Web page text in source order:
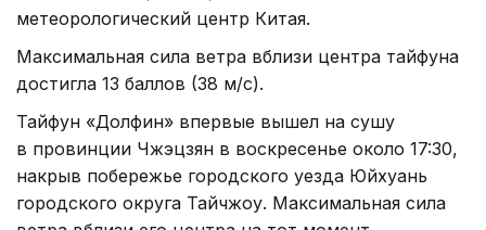
метеорологический центр Китая.
Максимальная сила ветра вблизи центра тайфуна
достигла 13 баллов (38 м/с).
Тайфун «Долфин» впервые вышел на сушу
в провинции Чжэцзян в воскресенье около 17:30,
накрыв побережье городского уезда Юйхуань
городского округа Тайчжоу. Максимальная сила